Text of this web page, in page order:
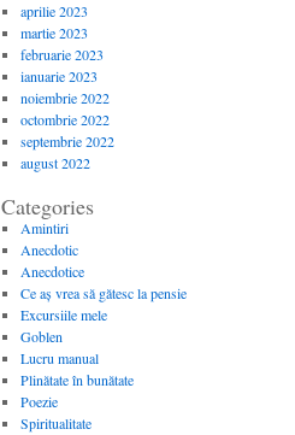
aprilie 2023
martie 2023
februarie 2023
ianuarie 2023
noiembrie 2022
octombrie 2022
septembrie 2022
august 2022
Categories
Amintiri
Anecdotic
Anecdotice
Ce aș vrea să gătesc la pensie
Excursiile mele
Goblen
Lucru manual
Plinătate în bunătate
Poezie
Spiritualitate